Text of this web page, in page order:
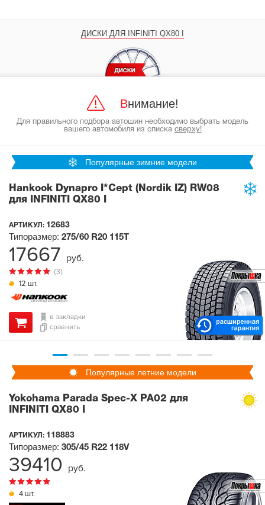
ДИСКИ ДЛЯ INFINITI QX80 I
Внимание!
Для правильного подбора автошин необходимо выбрать модель
вашего автомобиля из списка сверху!
Популярные зимние модели
Hankook Dynapro I*Cept (Nordik IZ) RW08
для INFINITI QX80 I
АРТИКУЛ: 12683
12 шт.
(3)
Типоразмер: 275/60 R20 115T
в закладки
сравнить
17667 руб.
Популярные летние модели
Yokohama Parada Spec-X PA02 для
INFINITI QX80 I
АРТИКУЛ: 118883
4 шт.
Типоразмер: 305/45 R22 118V
39410 руб.